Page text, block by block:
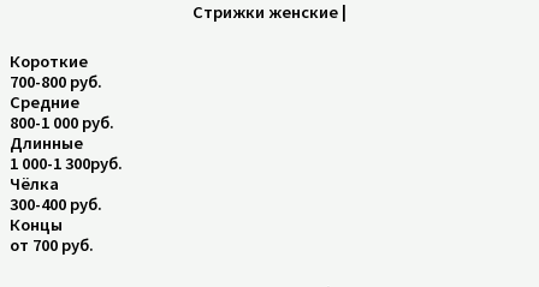
Стрижки женские |
Короткие
700-800 руб.
Средние
800-1 000 руб.
Длинные
1 000-1 300руб.
Чёлка
300-400 руб.
Концы
от 700 руб.